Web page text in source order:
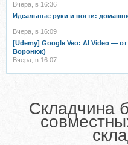
Вчера, в 16:36
Идеальные руки и ногти:
Вчера, в 16:09
[Udemy] Google Veo: AI Video —
Воронюк)
Вчера, в 16:07
Складчина